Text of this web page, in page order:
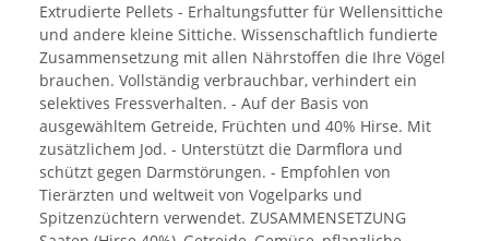
Extrudierte Pellets - Erhaltungsfutter für Wellensittiche
und andere kleine Sittiche. Wissenschaftlich fundierte
Zusammensetzung mit allen Nährstoffen die Ihre Vögel
brauchen. Vollständig verbrauchbar, verhindert ein
selektives Fressverhalten. - Auf der Basis von
ausgewähltem Getreide, Früchten und 40% Hirse. Mit
zusätzlichem Jod. - Unterstützt die Darmflora und
schützt gegen Darmstörungen. - Empfohlen von
Tierärzten und weltweit von Vogelparks und
Spitzenzüchtern verwendet. ZUSAMMENSETZUNG